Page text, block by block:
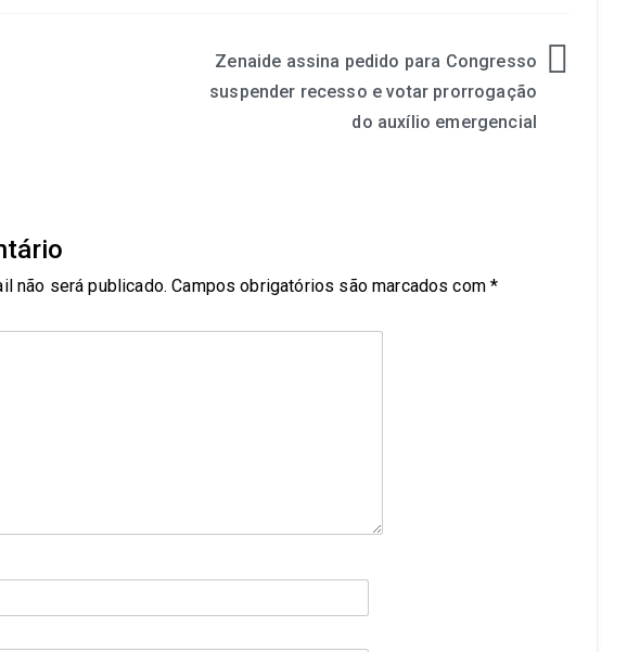
Zenaide assina pedido para Congresso
suspender recesso e votar prorrogação
do auxílio emergencial
não será publicado. Campos obrigatórios são marcados com*